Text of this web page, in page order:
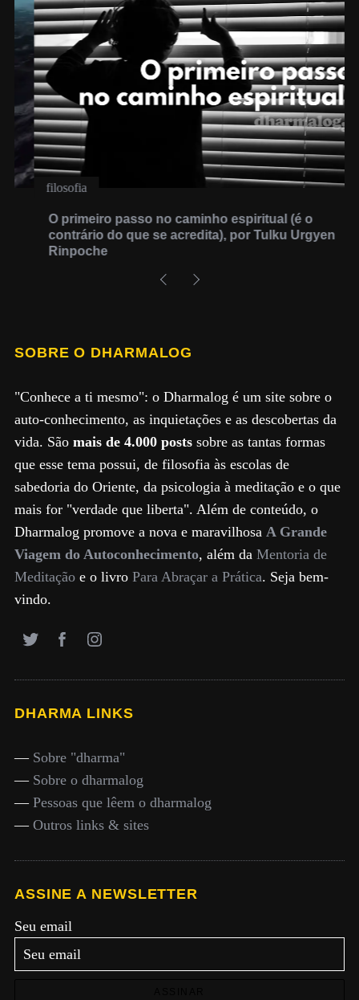
g
i
t
o
n
filosofia
O primeiro passo no caminho espiritual (é o
contrário do que se acredita), por Tulku Urgyen
Rinpoche
SOBRE O DHARMALOG
"Conhece a ti mesmo": o Dharmalog é um site sobre o
auto-conhecimento, as inquietações e as descobertas da
vida. São mais de 4.000 postssobre as tantas formas
que esse tema possui, de filosofia às escolas de
sabedoria do Oriente, da psicologia à meditação e o que
mais for "verdade que liberta". Além de conteúdo, o
Dharmalog promove a nova e maravilhosa A Grande
Viagem do Autoconhecimento, além da Mentoria de
Meditaçãoe o livro Para Abraçar a Prática. Seja bem-
vindo.
DHARMA LINKS
— Sobre "dharma"
— Sobre o dharmalog
— Pessoas que lêem o dharmalog
— Outros links & sites
ASSINE A NEWSLETTER
Seu email